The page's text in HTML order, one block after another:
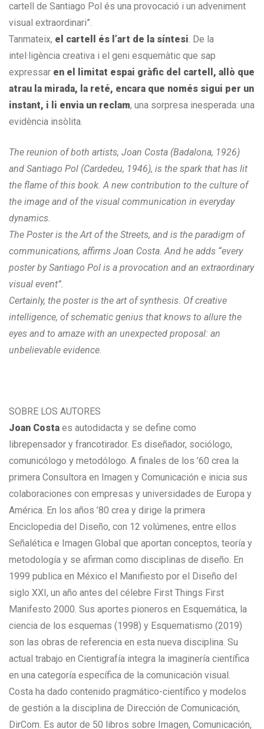
cartell de Santiago Pol és una provocació i un adveniment
visual extraordinari”.
Tanmateix, el cartell és l’art de la síntesi. De la
intel·ligència creativa i el geni esquemàtic que sap
expressar en el limitat espai gràfic del cartell, allò que
atrau la mirada, la reté, encara que només sigui per un
instant, i li envia un reclam, una sorpresa inesperada: una
evidència insòlita.
The reunion of both artists, Joan Costa (Badalona, 1926)
and Santiago Pol (Cardedeu, 1946), is the spark that has lit
the flame of this book. A new contribution to the culture of
the image and of the visual communication in everyday
dynamics.
The Poster is the Art of the Streets, and is the paradigm of
communications, affirms Joan Costa. And he adds “every
poster by Santiago Pol is a provocation and an extraordinary
visual event”.
Certainly, the poster is the art of synthesis. Of creative
intelligence, of schematic genius that knows to allure the
eyes and to amaze with an unexpected proposal: an
unbelievable evidence.
SOBRE LOS AUTORES
Joan Costa es autodidacta y se define como
librepensador y francotirador. Es diseñador, sociólogo,
comunicólogo y metodólogo. A finales de los ’60 crea la
primera Consultora en Imagen y Comunicación e inicia sus
colaboraciones con empresas y universidades de Europa y
América. En los años ’80 crea y dirige la primera
Enciclopedia del Diseño, con 12 volúmenes, entre ellos
Señalética e Imagen Global que aportan conceptos, teoría y
metodología y se afirman como disciplinas de diseño. En
1999 publica en México el Manifiesto por el Diseño del
siglo XXI, un año antes del célebre First Things First
Manifesto 2000. Sus aportes pioneros en Esquemática, la
ciencia de los esquemas (1998) y Esquematismo (2019)
son las obras de referencia en esta nueva disciplina. Su
actual trabajo en Cientigrafía integra la imaginería científica
en una categoría específica de la comunicación visual.
Costa ha dado contenido pragmático-científico y modelos
de gestión a la disciplina de Dirección de Comunicación,
DirCom. Es autor de 50 libros sobre Imagen, Comunicación,